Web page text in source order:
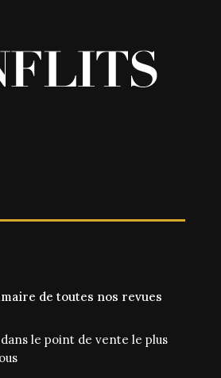
de toutes nos revues
le point de vente le plus